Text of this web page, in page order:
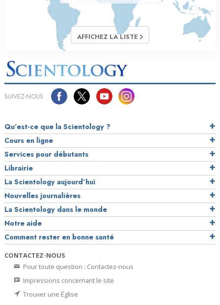
AFFICHEZ LA LISTE
SUIVEZ-NOUS
Qu’est-ce que la Scientology ?
Cours en ligne
Services pour débutants
Librairie
La Scientology aujourd’hui
Nouvelles journalières
La Scientology dans le monde
Notre aide
Comment rester en bonne santé
CONTACTEZ-NOUS
Pour toute question : Contactez-nous
Impressions concernant le site
Trouver une Église